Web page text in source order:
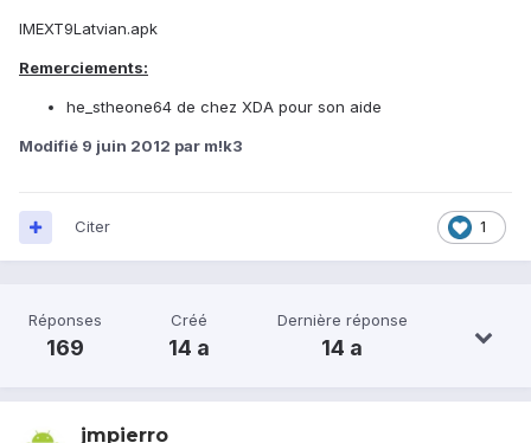
IMEXT9Latvian.apk
Remerciements:
he_stheone64 de chez XDA pour son aide
Modifié 9 juin 2012 par m!k3
1
Citer
Réponses
169
Créé
14 a
Dernière réponse
14 a
jmpierro